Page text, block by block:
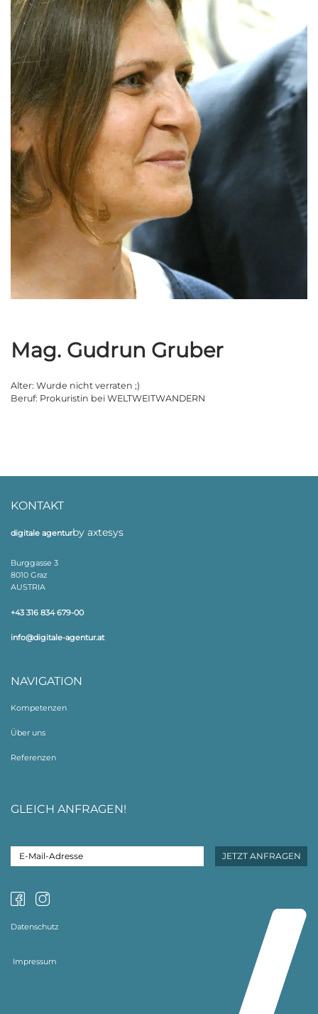
Mag. Gudrun Gruber
Alter: Wurde nicht verraten ;)
Beruf: Prokuristin bei WELTWEITWANDERN
KONTAKT
digitale agenturby axtesys
Burggasse 3
8010 Graz
AUSTRIA
+43 316 834 679-00
info@digitale-agentur.at
NAVIGATION
Kompetenzen
Über uns
Referenzen
GLEICH ANFRAGEN!
Datenschutz
Impressum